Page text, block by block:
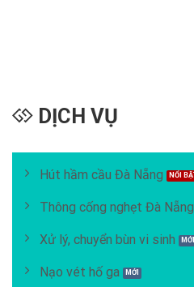
DỊCH VỤ
Hút hầm cầu Đà Nẵng
Thông cống nghẹt Đà Nẵng
Xử lý, chuyển bùn vi sinh
Nạo vét hố ga